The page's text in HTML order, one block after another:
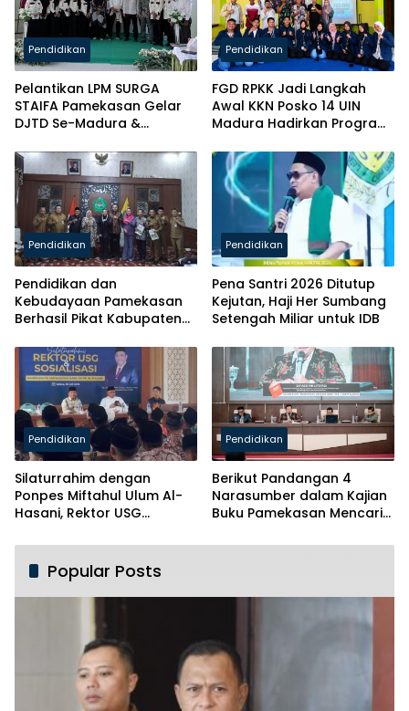
Pendidikan
Pelantikan LPM SURGA
STAIFA Pamekasan Gelar
DJTD Se-Madura &
Pendidikan
FGD RPKK Jadi Langkah
Awal KKN Posko 14 UIN
Madura Hadirkan Program
Pendidikan
Pendidikan dan
Kebudayaan Pamekasan
Berhasil Pikat Kabupaten
Pendidikan
Pena Santri 2026 Ditutup
Kejutan, Haji Her Sumbang
Setengah Miliar untuk IDB
Pendidikan
Silaturrahim dengan
Ponpes Miftahul Ulum Al-
Hasani, Rektor USG
Beasiswa
Pendidikan
Berikut Pandangan 4
Narasumber dalam Kajian
Buku Pamekasan Mencari
Popular Posts